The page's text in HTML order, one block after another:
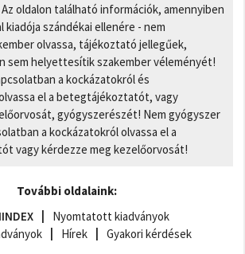
Az oldalon található információk, amennyiben
kiadója szándékai ellenére - nem
olvassa, tájékoztató jellegűek,
sem helyettesítik szakember véleményét!
a kockázatokról és
el a betegtájékoztatót, vagy
gyógyszerészét! Nem gyógyszer
a kockázatokról olvassa el a
vagy kérdezze meg kezelőorvosát!
További oldalaink:
Nyomtatott kiadványok
Hírek Gyakori kérdések